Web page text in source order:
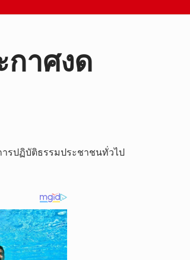
าศงด
ารปฏิบัติธรรมประชาชนทั่วไป